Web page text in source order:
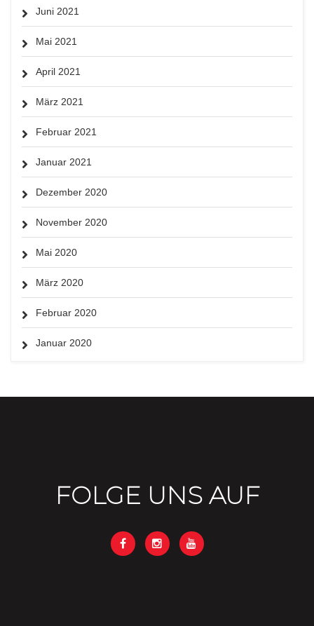
Juni 2021
Mai 2021
April 2021
März 2021
Februar 2021
Januar 2021
Dezember 2020
November 2020
Mai 2020
März 2020
Februar 2020
Januar 2020
FOLGE UNS AUF